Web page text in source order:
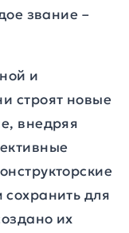
звание –
и
строят новые
внедряя
для
их